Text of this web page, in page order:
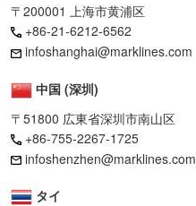
〒200001 上海市黄浦区
+86-21-6212-6562
infoshanghai@marklines.com
中国 (深圳)
〒51800 広東省深圳市南山区
+86-755-2267-1725
infoshenzhen@marklines.com
タイ